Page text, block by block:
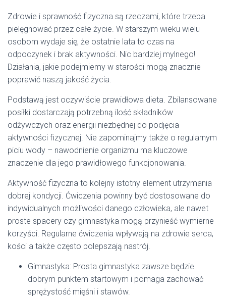
Zdrowie i sprawność fizyczna są rzeczami, które trzeba
pielęgnować przez całe życie. W starszym wieku wielu
osobom wydaje się, że ostatnie lata to czas na
odpoczynek i brak aktywności. Nic bardziej mylnego!
Działania, jakie podejmiemy w starości mogą znacznie
poprawić naszą jakość życia.
Podstawą jest oczywiście prawidłowa dieta. Zbilansowane
posiłki dostarczają potrzebną ilość składników
odżywczych oraz energii niezbędnej do podjęcia
aktywności fizycznej. Nie zapominajmy także o regularnym
piciu wody – nawodnienie organizmu ma kluczowe
znaczenie dla jego prawidłowego funkcjonowania.
Aktywność fizyczna to kolejny istotny element utrzymania
dobrej kondycji. Ćwiczenia powinny być dostosowane do
indywidualnych możliwości danego człowieka, ale nawet
proste spacery czy gimnastyka mogą przynieść wymierne
korzyści. Regularne ćwiczenia wpływają na zdrowie serca,
kości a także często polepszają nastrój.
Gimnastyka: Prosta gimnastyka zawsze będzie
dobrym punktem startowym i pomaga zachować
sprężystość mięśni i stawów.